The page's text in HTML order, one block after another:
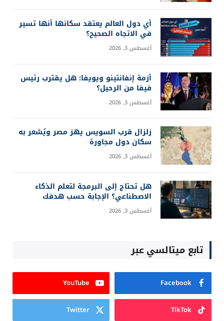
أي دول العالم يعتقد سكانها أنها تسير
في الاتجاه الصحيح؟
أغسطس 3, 2026
أزمة إنفانتينو ويويفا: هل يقترب رئيس
فيفا من الرحيل؟
أغسطس 3, 2026
زلزال قرب السويس يهز مصر ويُشعر به
سكان دول مجاورة
أغسطس 3, 2026
هل تحتاج إلى البرمجة لتعلم الذكاء
الاصطناعي؟ الإجابة حسب هدفك
أغسطس 3, 2026
تابع ميتالسي عبر
Facebook
YouTube
TikTok
Twitter